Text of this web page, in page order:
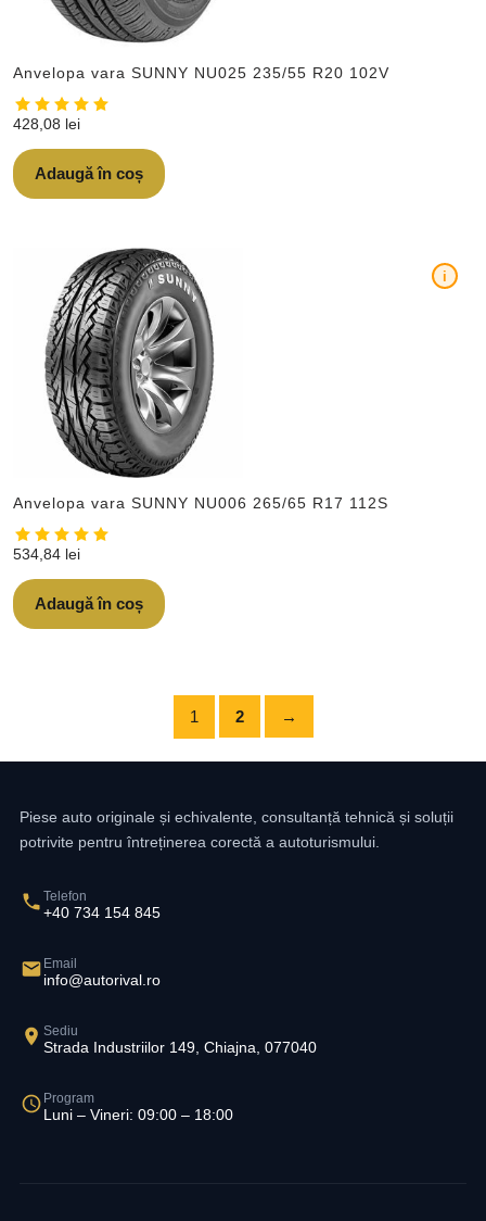
Anvelopa vara SUNNY NU025 235/55 R20 102V
428,08 lei
Adaugă în coș
Anvelopa vara SUNNY NU006 265/65 R17 112S
i
534,84 lei
Adaugă în coș
1 2 →
Piese auto originale și echivalente, consultanță tehnică și soluții
potrivite pentru întreținerea corectă a autoturismului.
Telefon
+40 734 154 845
Email
info@autorival.ro
Sediu
Strada Industriilor 149, Chiajna, 077040
Program
Luni – Vineri: 09:00 – 18:00